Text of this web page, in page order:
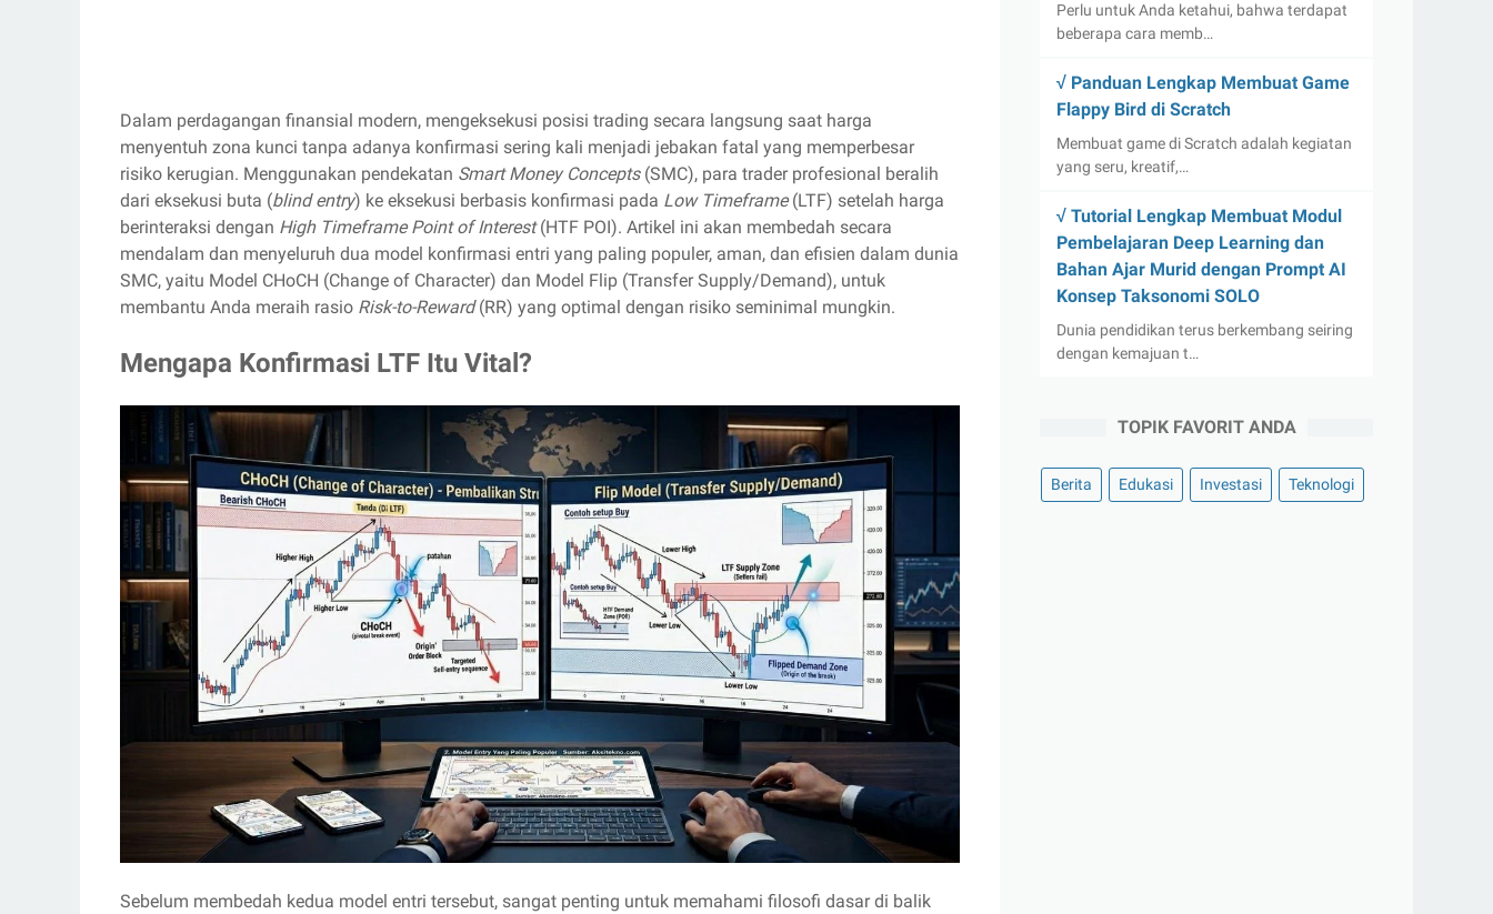
Dalam perdagangan finansial modern, mengeksekusi posisi trading secara langsung saat harga
menyentuh zona kunci tanpa adanya konfirmasi sering kali menjadi jebakan fatal yang memperbesar
risiko kerugian. Menggunakan pendekatan Smart Money Concepts(SMC), para trader profesional beralih
dari eksekusi buta (blind entry) ke eksekusi berbasis konfirmasi pada Low Timeframe(LTF) setelah harga
berinteraksi dengan High Timeframe Point of Interest(HTF POI). Artikel ini akan membedah secara
mendalam dan menyeluruh dua model konfirmasi entri yang paling populer, aman, dan efisien dalam dunia
SMC, yaitu Model CHoCH (Change of Character) dan Model Flip (Transfer Supply/Demand), untuk
membantu Anda meraih rasio Risk-to-Reward(RR) yang optimal dengan risiko seminimal mungkin.
Mengapa Konfirmasi LTF Itu Vital?
Sebelum membedah kedua model entri tersebut, sangat penting untuk memahami filosofi dasar di balik
Perlu untuk Anda ketahui, bahwa terdapat
beberapa cara memb…
√ Panduan Lengkap Membuat Game
Flappy Bird di Scratch
Membuat game di Scratch adalah kegiatan
yang seru, kreatif,…
√ Tutorial Lengkap Membuat Modul
Pembelajaran Deep Learning dan
Bahan Ajar Murid dengan Prompt AI
Konsep Taksonomi SOLO
Dunia pendidikan terus berkembang seiring
dengan kemajuan t…
TOPIK FAVORIT ANDA
Berita Edukasi Investasi Teknologi